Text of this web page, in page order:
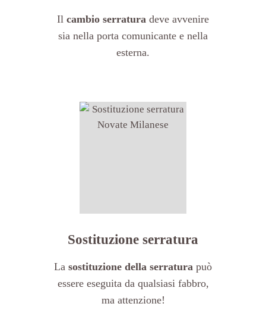
Il cambio serratura deve avvenire
sia nella porta comunicante e nella
esterna.
Sostituzione serratura
La sostituzione della serratura può
essere eseguita da qualsiasi fabbro,
ma attenzione!